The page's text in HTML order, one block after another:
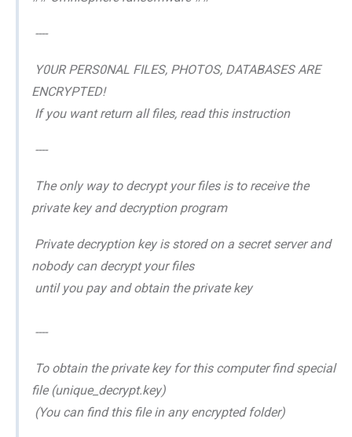
----
Y0UR PERS0NAL FILES, PHOTOS, DATABASES ARE
ENCRYPTED!
If you want return all files, read this instruction
----
The only way to decrypt your files is to receive the
private key and decryption program
Private decryption key is stored on a secret server and
nobody can decrypt your files
until you pay and obtain the private key
----
To obtain the private key for this computer find special
file (unique_decrypt.key)
(You can find this file in any encrypted folder)